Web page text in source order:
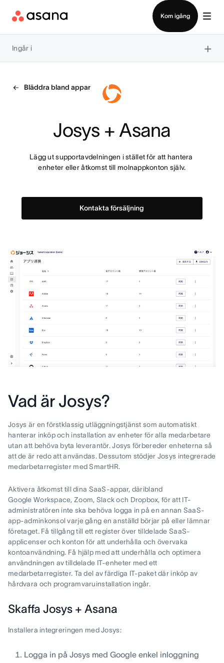
Kom igång
Ingår i ×
Bläddra bland appar
Josys + Asana
Lägg ut supportavdelningen i stället för att hantera
enheter eller åtkomst till molnappkonton själv.
Kontakta försäljning
Vad är Josys?
Josys är en förstklassig utläggningstjänst som automatiskt
hanterar inköp och installation av enheter för alla medarbetare
utan att behöva byta leverantör. Josys förbereder enheterna så
att de är redo att användas. Dessutom stödjer Josys integrerade
medarbetarregister med SmartHR.
Aktivera åtkomst till dina SaaS-appar, däribland
Google Workspace, Zoom, Slack och Dropbox, för att IT-
administratören inte ska behöva logga in på en annan SaaS-
app-adminkonsol varje gång en anställd börjar på eller lämnar
företaget. Få tillgång till ett register över tilldelade SaaS-
applicenser och konton för att underhålla och övervaka
kontoanvändning. Få hjälp med att underhålla och optimera
användningen av tilldelade IT-enheter med ett
medarbetarregister. Ta del av färdiga IT-paket där inköp av
hårdvara och programvaruinstallation ingår.
Skaffa Josys + Asana
Installera integreringen med Josys:
Logga in på Josys med Google enkel inloggning